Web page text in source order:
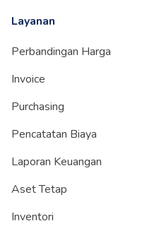
Layanan
Perbandingan Harga
Invoice
Purchasing
Pencatatan Biaya
Laporan Keuangan
Aset Tetap
Inventori